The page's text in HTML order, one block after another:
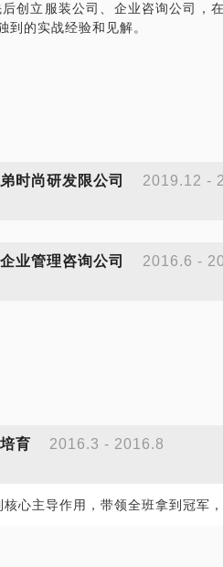
创立服装公司、企业咨询公司，
到的实战经验和见解。
时尚研发限公司 2019.12 -
业管理咨询公司 2016.6 -
育 2016.3 - 2016.8
心主导作用，带领全班拿到冠军